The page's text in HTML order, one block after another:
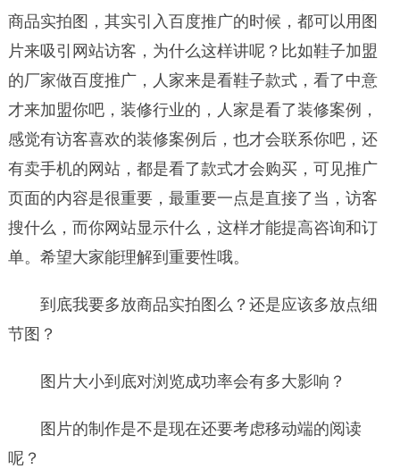
商品实拍图，其实引入百度推广的时候，都可以用图
片来吸引网站访客，为什么这样讲呢？比如鞋子加盟
的厂家做百度推广，人家来是看鞋子款式，看了中意
才来加盟你吧，装修行业的，人家是看了装修案例，
感觉有访客喜欢的装修案例后，也才会联系你吧，还
有卖手机的网站，都是看了款式才会购买，可见推广
页面的内容是很重要，最重要一点是直接了当，访客
搜什么，而你网站显示什么，这样才能提高咨询和订
单。希望大家能理解到重要性哦。
到底我要多放商品实拍图么？还是应该多放点细
节图？
图片大小到底对浏览成功率会有多大影响？
图片的制作是不是现在还要考虑移动端的阅读
呢？